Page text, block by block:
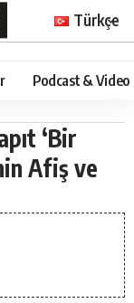
Türkçe
Podcast & Video
‘Bir
Afiş ve